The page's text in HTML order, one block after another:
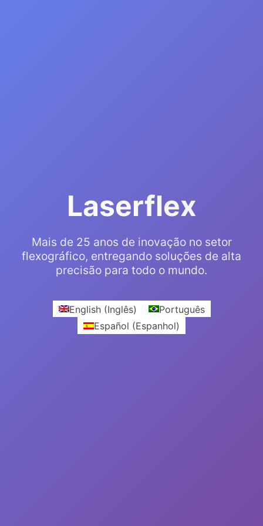
Laserflex
Mais de 25 anos de inovação no setor
flexográfico, entregando soluções de alta
precisão para todo o mundo.
English(Inglês)
Português
Español (Espanhol)